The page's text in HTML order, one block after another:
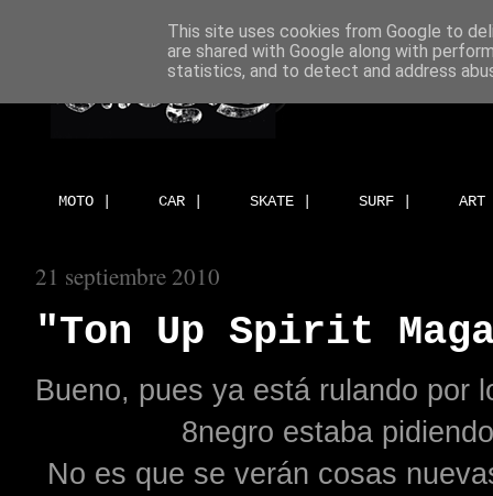
MOTO | CAR | SKATE | SURF |
21 septiembre 2010
"Ton Up Spirit
Bueno, pues ya está rulando por
8negro estaba
No es que se verán cosas
This site uses cookies from Google to
are shared with Google along with
statistics, and to detect and address